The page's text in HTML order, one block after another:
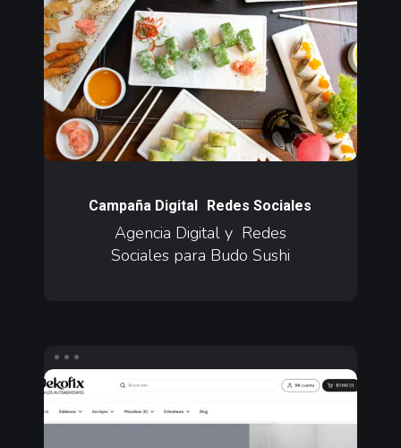
y
Redes
Sociales
para
Budo
Sushi
Digital
y
Redes
Campaña Digital Redes Sociales
Agencia Digital y Redes
Sociales para Budo Sushi
Agencia
de